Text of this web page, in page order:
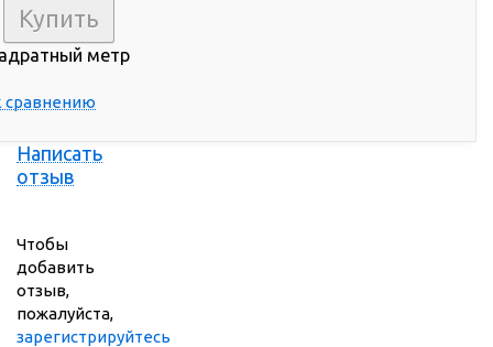
метр
сравнению
Написать
отзыв
Чтобы
добавить
отзыв,
пожалуйста,
зарегистрируйтесь